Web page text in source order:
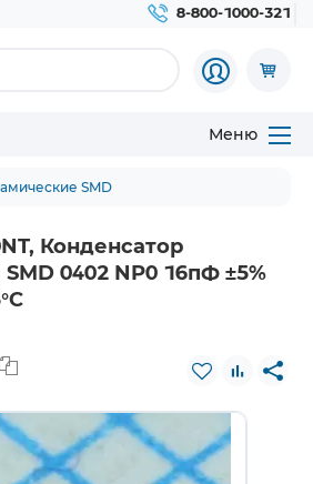
8-800-1000-321
Меню
SMD
Конденсатор
0402 NP0 16пФ ±5%